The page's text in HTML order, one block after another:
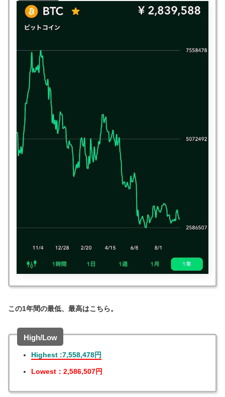
この1年間の最低、最高はこちら。
High/Low
Highest :7,558,478円
Lowest：2,586,507円